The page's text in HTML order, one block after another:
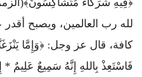
لله رب العالمين، ويصبح
كافة، قال عز وجل: ﴿وَإِمَّا
فَاسْتَعِذْ بِاللهِ إِنَّهُ سَمِيعٌ عَلِيمٌ *